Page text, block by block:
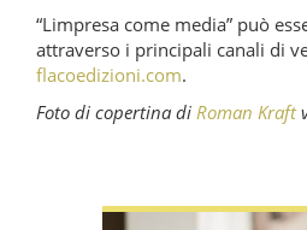
“Limpresa come media” può
attraverso i principali canali di
flacoedizioni.com.
Foto di copertina di Roman Kraft